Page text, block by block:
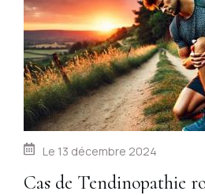
Le 13 décembre 2024
Cas de Tendinopathie